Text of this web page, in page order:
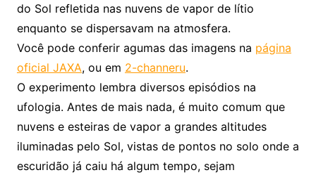
do Sol refletida nas nuvens de vapor de lítio
enquanto se dispersavam na atmosfera.
Você pode conferir agumas das imagens na página
oficial JAXA, ou em 2-channeru.
O experimento lembra diversos episódios na
ufologia. Antes de mais nada, é muito comum que
nuvens e esteiras de vapor a grandes altitudes
iluminadas pelo Sol, vistas de pontos no solo onde a
escuridão já caiu há algum tempo, sejam